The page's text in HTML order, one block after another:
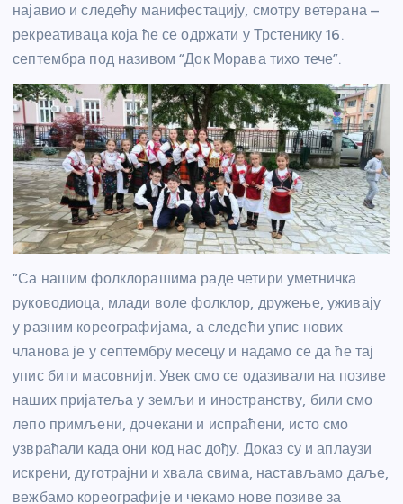
најавио и следећу манифестацију, смотру ветерана –
рекреативаца која ће се одржати у Трстенику 16.
септембра под називом “Док Морава тихо тече”.
“Са нашим фолклорашима раде четири уметничка
руководиоца, млади воле фолклор, дружење, уживају
у разним кореографијама, а следећи упис нових
чланова је у септембру месецу и надамо се да ће тај
упис бити масовнији. Увек смо се одазивали на позиве
наших пријатеља у земљи и иностранству, били смо
лепо примљени, дочекани и испраћени, исто смо
узвраћали када они код нас дођу. Доказ су и аплаузи
искрени, дуготрајни и хвала свима, настављамо даље,
вежбамо кореографије и чекамо нове позиве за